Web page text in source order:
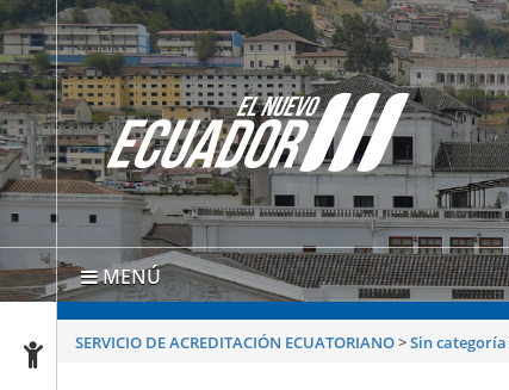
MENÚ
SERVICIO DE ACREDITACIÓN ECUATORIANO>Sin categoría